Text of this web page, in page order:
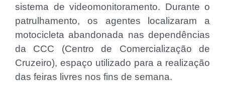
sistema de videomonitoramento. Durante o
patrulhamento, os agentes localizaram a
motocicleta abandonada nas dependências
da CCC (Centro de Comercialização de
Cruzeiro), espaço utilizado para a realização
das feiras livres nos fins de semana.